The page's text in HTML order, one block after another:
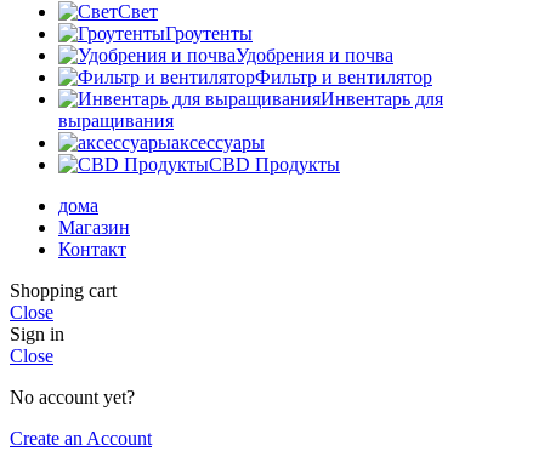
Свет
Гроутенты
Удобрения и почва
Фильтр и вентилятор
Инвентарь для
выращивания
аксессуары
CBD Продукты
дома
Магазин
Контакт
Shopping cart
Close
Sign in
Close
No account yet?
Create an Account